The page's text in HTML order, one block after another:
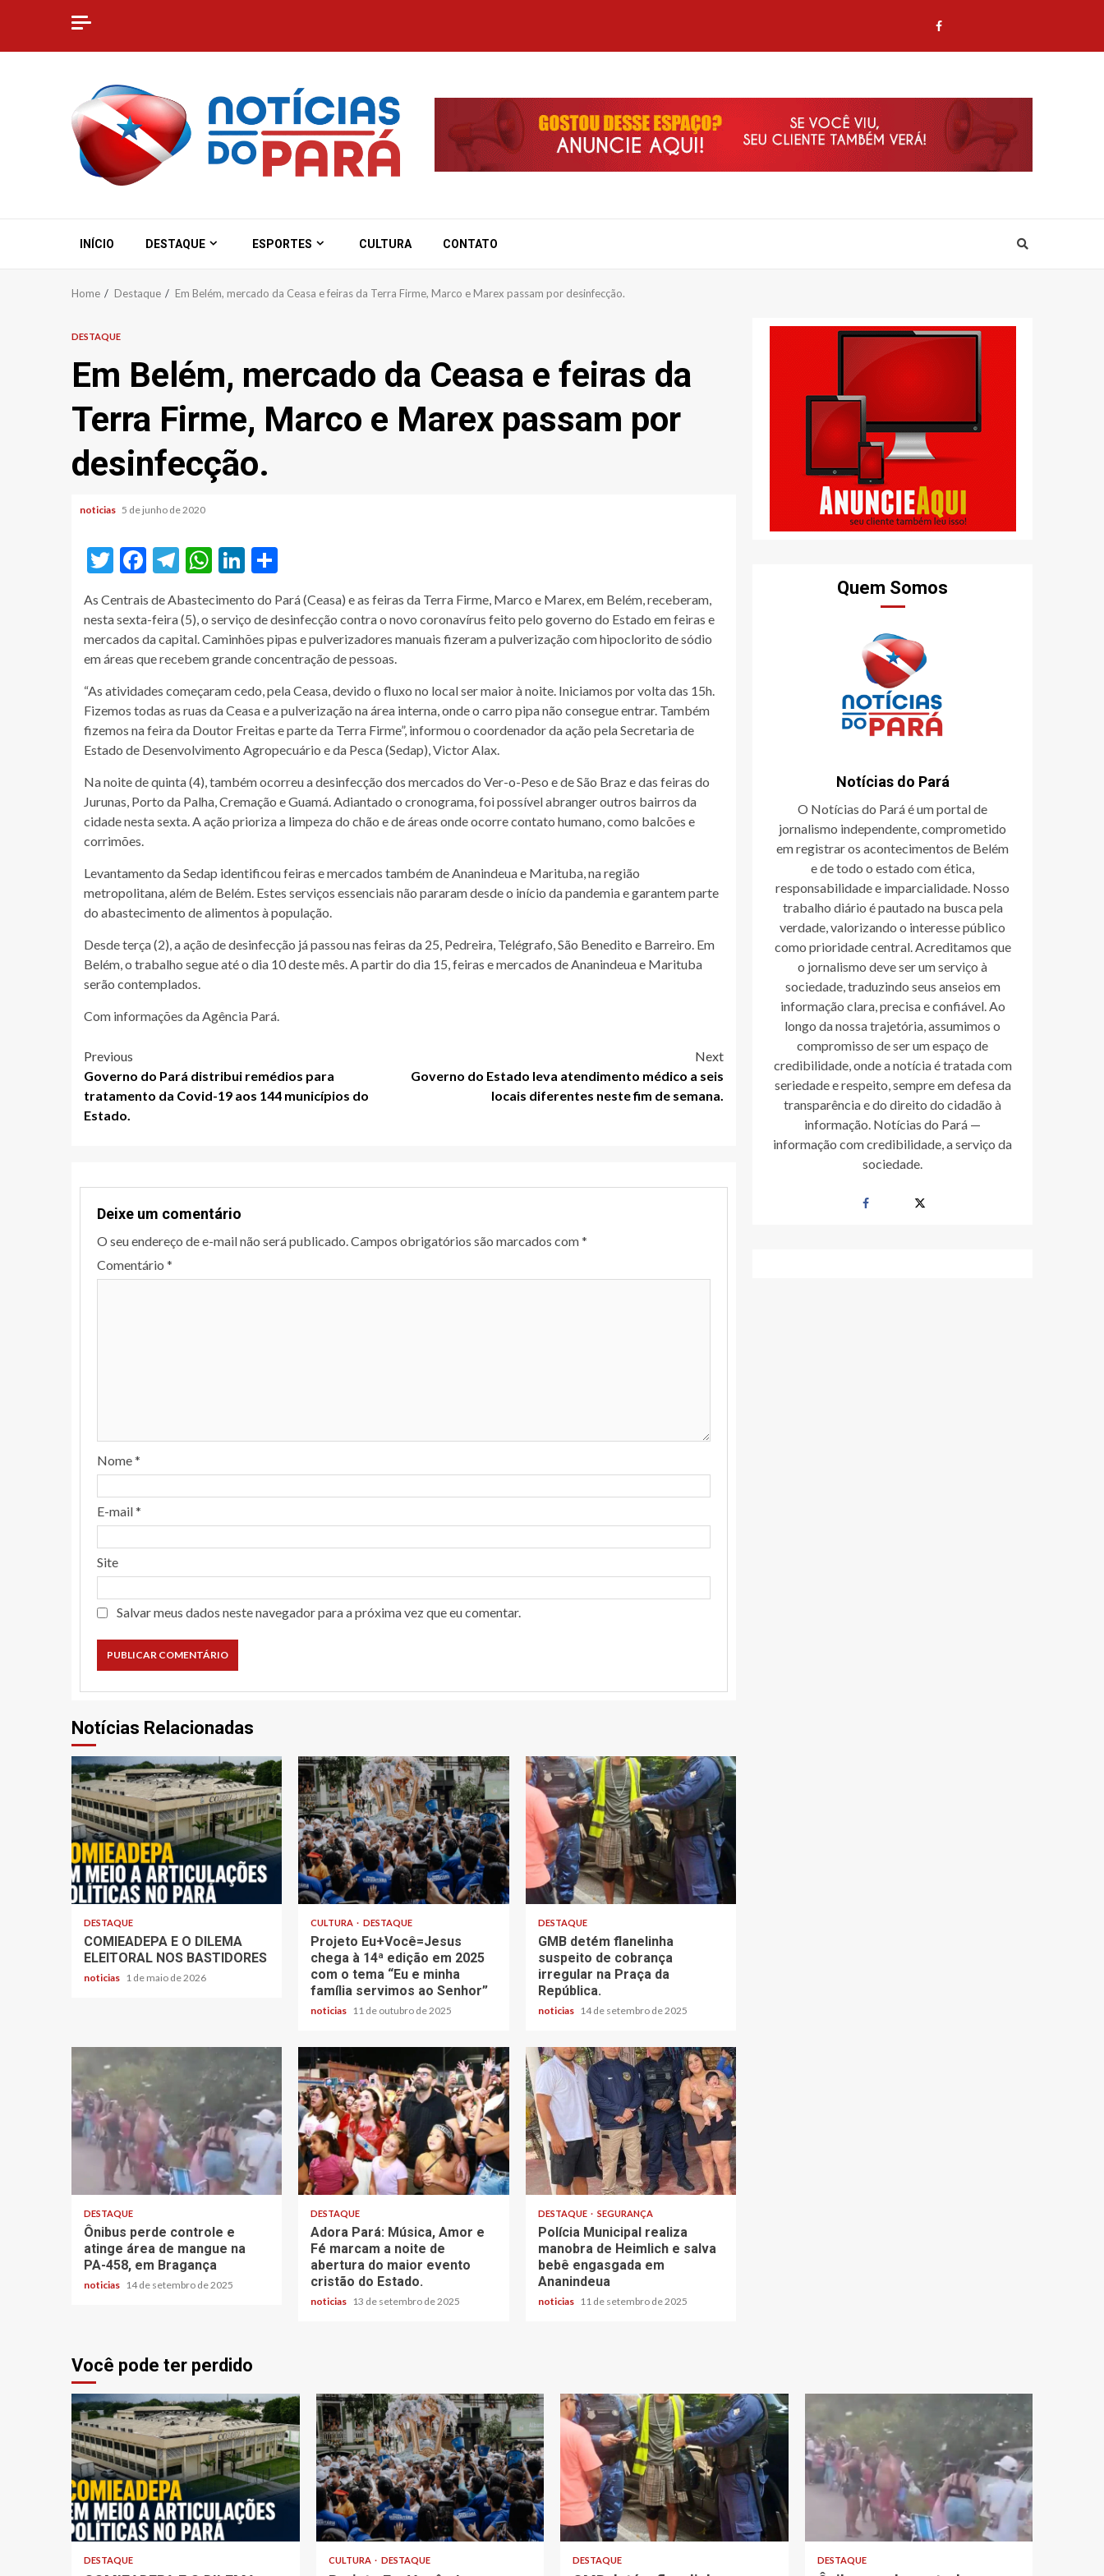
content
Facebook
INÍCIO DESTAQUE ESPORTES CULTURA CONTATO
Home Destaque Em Belém, mercado da Ceasa e feiras da Terra Firme, Marco e Marex passam por desinfecção.
DESTAQUE
Em Belém, mercado da Ceasa e feiras da
Terra Firme, Marco e Marex passam por
desinfecção.
noticias 5 de junho de 2020
Twitter
Facebook
Telegram
WhatsApp
LinkedIn
As Centrais de Abastecimento do Pará (Ceasa) e as feiras da Terra Firme, Marco e Marex, em Belém, receberam,
nesta sexta-feira (5), o serviço de desinfecção contra o novo coronavírus feito pelo governo do Estado em feiras e
mercados da capital. Caminhões pipas e pulverizadores manuais fizeram a pulverização com hipoclorito de sódio
em áreas que recebem grande concentração de pessoas.
“As atividades começaram cedo, pela Ceasa, devido o fluxo no local ser maior à noite. Iniciamos por volta das 15h.
Fizemos todas as ruas da Ceasa e a pulverização na área interna, onde o carro pipa não consegue entrar. Também
fizemos na feira da Doutor Freitas e parte da Terra Firme”, informou o coordenador da ação pela Secretaria de
Estado de Desenvolvimento Agropecuário e da Pesca (Sedap), Victor Alax.
Na noite de quinta (4), também ocorreu a desinfecção dos mercados do Ver-o-Peso e de São Braz e das feiras do
Jurunas, Porto da Palha, Cremação e Guamá. Adiantado o cronograma, foi possível abranger outros bairros da
cidade nesta sexta. A ação prioriza a limpeza do chão e de áreas onde ocorre contato humano, como balcões e
corrimões.
Levantamento da Sedap identificou feiras e mercados também de Ananindeua e Marituba, na região
metropolitana, além de Belém. Estes serviços essenciais não pararam desde o início da pandemia e garantem parte
do abastecimento de alimentos à população.
Desde terça (2), a ação de desinfecção já passou nas feiras da 25, Pedreira, Telégrafo, São Benedito e Barreiro. Em
Belém, o trabalho segue até o dia 10 deste mês. A partir do dia 15, feiras e mercados de Ananindeua e Marituba
serão contemplados.
Com informações da Agência Pará.
Post
navigation
Previous
Governo do Pará distribui remédios para
tratamento da Covid-19 aos 144 municípios do
Estado.
Next
Governo do Estado leva atendimento médico a seis
locais diferentes neste fim de semana.
Deixe um comentário
O seu endereço de e-mail não será publicado.Campos obrigatórios são marcados com*
Comentário *
Nome*
E-mail*
Site
Salvar meus dados neste navegador para a próxima vez que eu comentar.
Notícias Relacionadas
DESTAQUE
COMIEADEPA E O DILEMA
ELEITORAL NOS BASTIDORES
noticias 1 de maio de 2026
CULTURA DESTAQUE
Projeto Eu+Você=Jesus
chega à 14ª edição em 2025
com o tema “Eu e minha
família servimos ao Senhor”
noticias 11 de outubro de 2025
DESTAQUE
GMB detém flanelinha
suspeito de cobrança
irregular na Praça da
República.
noticias 14 de setembro de 2025
DESTAQUE
Ônibus perde controle e
atinge área de mangue na
PA-458, em Bragança
noticias 14 de setembro de 2025
DESTAQUE
Adora Pará: Música, Amor e
Fé marcam a noite de
abertura do maior evento
cristão do Estado.
noticias 13 de setembro de 2025
DESTAQUE SEGURANÇA
Polícia Municipal realiza
manobra de Heimlich e salva
bebê engasgada em
Ananindeua
noticias 11 de setembro de 2025
Quem Somos
Notícias do Pará
O Notícias do Pará é um portal de
jornalismo independente, comprometido
em registrar os acontecimentos de Belém
e de todo o estado com ética,
responsabilidade e imparcialidade. Nosso
trabalho diário é pautado na busca pela
verdade, valorizando o interesse público
como prioridade central. Acreditamos que
o jornalismo deve ser um serviço à
sociedade, traduzindo seus anseios em
informação clara, precisa e confiável. Ao
longo da nossa trajetória, assumimos o
compromisso de ser um espaço de
credibilidade, onde a notícia é tratada com
seriedade e respeito, sempre em defesa da
transparência e do direito do cidadão à
informação. Notícias do Pará —
informação com credibilidade, a serviço da
sociedade.
Você pode ter perdido
DESTAQUE CULTURA DESTAQUE DESTAQUE DESTAQUE